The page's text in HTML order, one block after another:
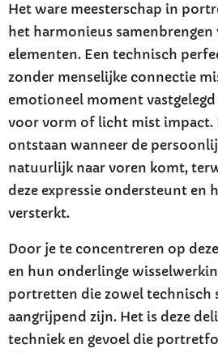
Het ware meesterschap in
het harmonieus samenbrengen
elementen. Een technisch
zonder menselijke connectie
emotioneel moment
voor vorm of licht mist impact.
ontstaan wanneer de
natuurlijk naar voren komt,
deze expressie ondersteunt en
versterkt.
Door je te concentreren op
en hun onderlinge
portretten die zowel technisch
aangrijpend zijn. Het is deze
techniek en gevoel die